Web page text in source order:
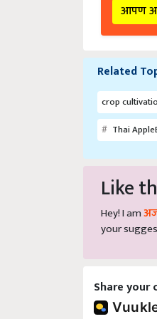
आपण
Related
crop
Thai
Like
Hey! I am
your
Share your